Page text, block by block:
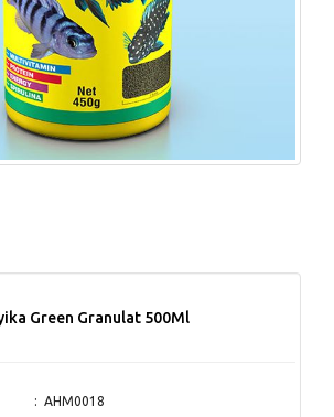
Green Granulat 500Ml
AHM0018